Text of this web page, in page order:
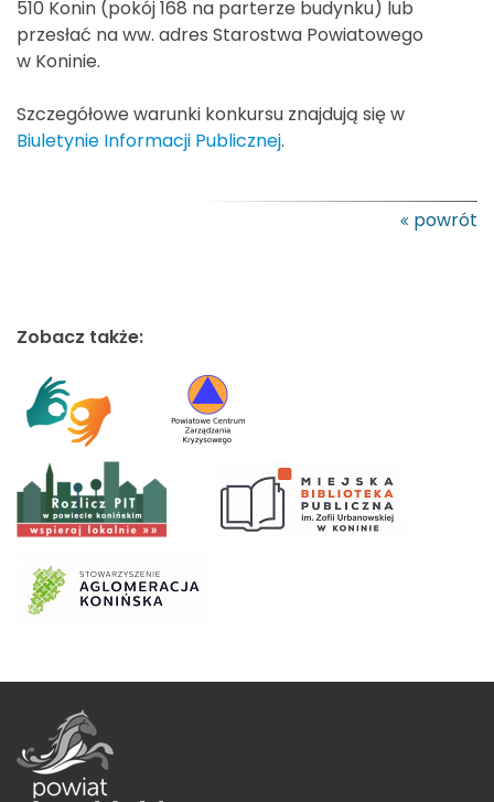
510 Konin (pokój 168 na parterze budynku) lub
przesłać na ww. adres Starostwa Powiatowego
w Koninie.
Szczegółowe warunki konkursu znajdują się w
Biuletynie Informacji Publicznej.
powrót
Zobacz także: